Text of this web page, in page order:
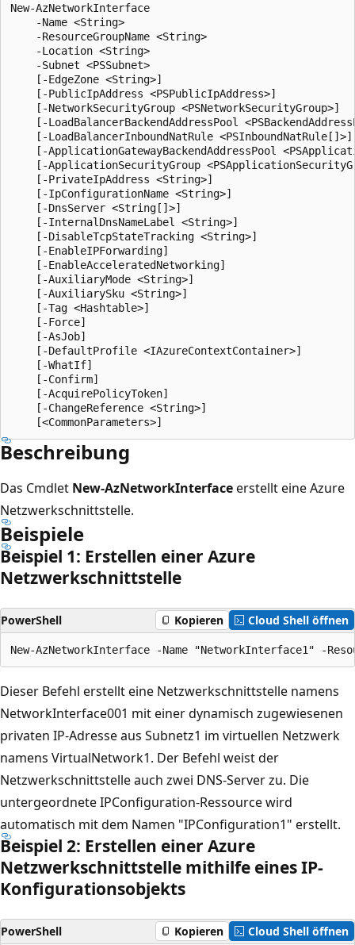
New-AzNetworkInterface
    -Name <String>
    -ResourceGroupName <String>
    -Location <String>
    -Subnet <PSSubnet>
    [-EdgeZone <String>]
    [-PublicIpAddress <PSPublicIpAddress>]
    [-NetworkSecurityGroup <PSNetworkSecurityGroup>]
[-LoadBalancerBackendAddressPool
    [-LoadBalancerInboundNatRule <PSInboundNatRule[]>]
[-ApplicationGatewayBackendAddressPool
[-ApplicationSecurityGroup
    [-PrivateIpAddress <String>]
    [-IpConfigurationName <String>]
    [-DnsServer <String[]>]
    [-InternalDnsNameLabel <String>]
    [-DisableTcpStateTracking <String>]
    [-EnableIPForwarding]
    [-EnableAcceleratedNetworking]
    [-AuxiliaryMode <String>]
    [-AuxiliarySku <String>]
    [-Tag <Hashtable>]
    [-Force]
    [-AsJob]
    [-DefaultProfile <IAzureContextContainer>]
    [-WhatIf]
    [-Confirm]
    [-AcquirePolicyToken]
    [-ChangeReference <String>]
Beschreibung
Das Cmdlet New-AzNetworkInterfaceerstellt eine Azure
Netzwerkschnittstelle.
Beispiele
Beispiel 1: Erstellen einer Azure
Netzwerkschnittstelle
PowerShell Kopieren Cloud Shell öffnen
Dieser Befehl erstellt eine Netzwerkschnittstelle namens
NetworkInterface001 mit einer dynamisch zugewiesenen
privaten IP-Adresse aus Subnetz1 im virtuellen Netzwerk
namens VirtualNetwork1. Der Befehl weist der
Netzwerkschnittstelle auch zwei DNS-Server zu. Die
untergeordnete IPConfiguration-Ressource wird
automatisch mit dem Namen "IPConfiguration1" erstellt.
Beispiel 2: Erstellen einer Azure
Netzwerkschnittstelle mithilfe eines IP-
Konfigurationsobjekts
PowerShell Kopieren Cloud Shell öffnen